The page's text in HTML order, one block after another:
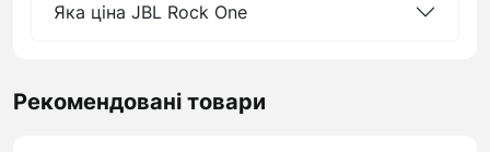
Яка ціна JBL Rock One
Рекомендовані товари